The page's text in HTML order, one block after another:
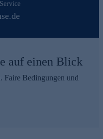
auf einen Blick
Faire Bedingungen und